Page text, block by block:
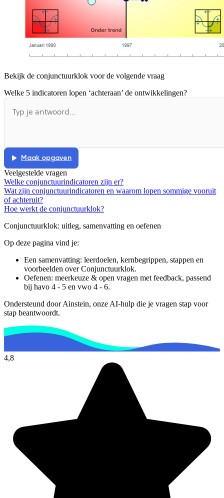
Bekijk de conjunctuurklok voor de volgende vraag
Welke 5 indicatoren lopen ‘achteraan’ de ontwikkelingen?
Maak opgaven
Veelgestelde vragen
Welke conjunctuurindicatoren zijn er?
Wat zijn conjunctuurindicatoren en waarom lopen sommige vooruit
of achteruit?
Hoe werkt de conjunctuurklok?
Conjunctuurklok: uitleg, samenvatting en oefenen
Op deze pagina vind je:
Een samenvatting: leerdoelen, kernbegrippen, stappen en
voorbeelden overConjunctuurklok.
Oefenen: meerkeuze & open vragen met feedback, passend
bij havo 4 - 5 en vwo 4 - 6.
Ondersteund door Ainstein, onze AI-hulp die je vragen stap voor
stap beantwoordt.
4,8